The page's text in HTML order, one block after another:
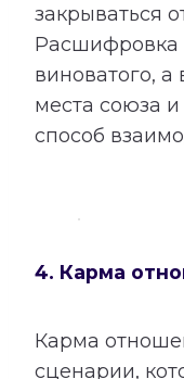
закрываться
Расшифровка
виноватого,
места союза
способ
4. Карма
Карма
сценарии,